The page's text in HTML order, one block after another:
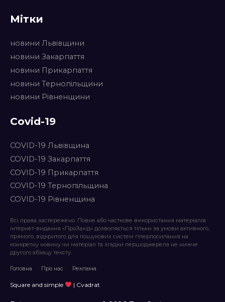
Мітки
новини Львівщини
новини Закарпаття
новини Прикарпаття
новини Тернопільщини
новини Рівненщини
Covid-19
COVID-19 Львівщина
COVID-19 Закарпаття
COVID-19 Прикарпаття
COVID-19 Тернопільщина
COVID-19 Рівненщина
Всі права застережено. Повне або часткове використання матеріалів
інтернет-видання «ПроЗахід» дозволяється тільки за умови активного,
прямого, відкритого для пошукових систем гіперпосилання на
конкретну новину чи матеріал та згадки першоджерела не нижче
другого абзацу тексту.
Головна Про нас Реклама
Square and simple | Cvadrat